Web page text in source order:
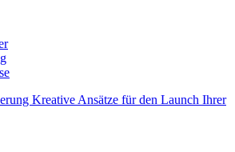
Kreative Ansätze für den Launch Ihrer